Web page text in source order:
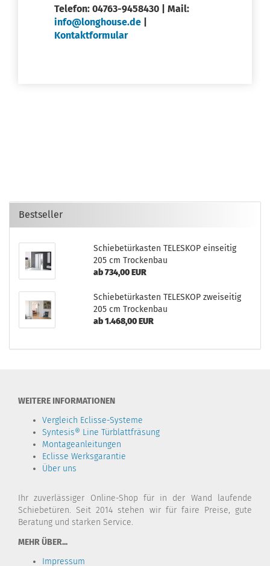
Telefon: 04763-9458430 | Mail:
info@longhouse.de
Kontaktformular
Bestseller
Schiebetürkasten TELESKOP einseitig
205 cm Trockenbau
ab 734,00 EUR
Schiebetürkasten TELESKOP zweiseitig
205 cm Trockenbau
ab 1.468,00 EUR
WEITERE INFORMATIONEN
Vergleich Eclisse-Systeme
Syntesis® Line Türblattfräsung
Montageanleitungen
Eclisse Werksgarantie
Über uns
Ihr zuverlässiger Online-Shop für in der Wand laufende
Schiebetüren. Seit 2014 stehen wir für faire Preise, gute
Beratung und starken Service.
MEHR ÜBER...
Impressum